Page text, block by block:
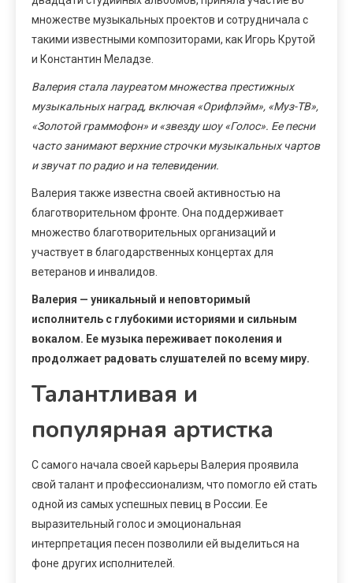
множестве музыкальных проектов и сотрудничала с
такими известными композиторами, как Игорь Крутой
и Константин Меладзе.
Валерия стала лауреатом множества престижных
музыкальных наград, включая «Орифлэйм», «Муз-ТВ»,
«Золотой граммофон» и «звезду шоу «Голос». Ее песни
часто занимают верхние строчки музыкальных чартов
и звучат по радио и на телевидении.
Валерия также известна своей активностью на
благотворительном фронте. Она поддерживает
множество благотворительных организаций и
участвует в благодарственных концертах для
ветеранов и инвалидов.
Валерия — уникальный и неповторимый
исполнитель с глубокими историями и сильным
вокалом. Ее музыка переживает поколения и
продолжает радовать слушателей по всему миру.
Талантливая и
популярная артистка
С самого начала своей карьеры Валерия проявила
свой талант и профессионализм, что помогло ей стать
одной из самых успешных певиц в России. Ее
выразительный голос и эмоциональная
интерпретация песен позволили ей выделиться на
фоне других исполнителей.